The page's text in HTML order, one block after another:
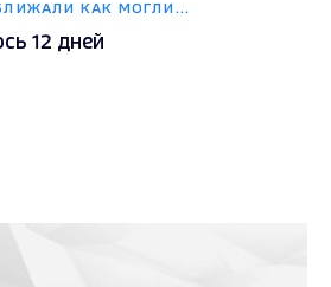
КАК МОГЛИ...
12 дней